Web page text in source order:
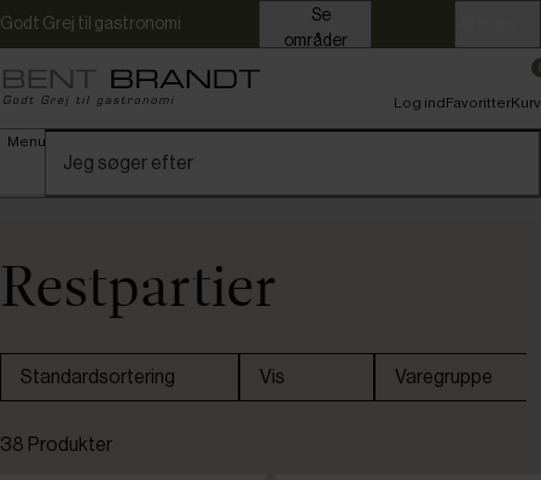
Godt Grej til gastronomi
områder
Menu
Log indFavoritterKurv
Restpartier
Standardsortering Vis Varegruppe
38 Produkter